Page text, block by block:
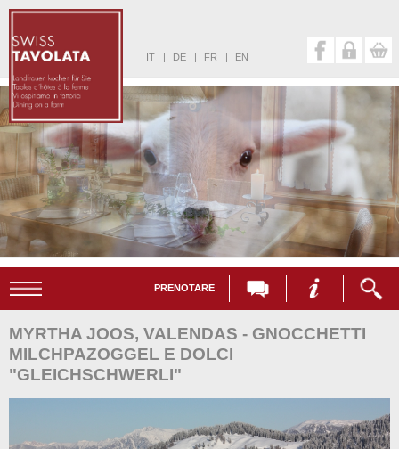
IT | DE | FR | EN
PRENOTARE
MYRTHA JOOS, VALENDAS - GNOCCHETTI
MILCHPAZOGGEL E DOLCI
"GLEICHSCHWERLI"